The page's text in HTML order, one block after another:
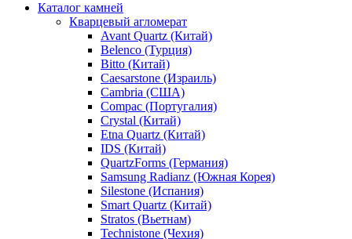
Каталог камней
Кварцевый агломерат
Avant Quartz (Китай)
Belenco (Турция)
Bitto (Китай)
Caesarstone (Израиль)
Cambria (США)
Compac (Португалия)
Crystal (Китай)
Etna Quartz (Китай)
IDS (Китай)
QuartzForms (Германия)
Samsung Radianz (Южная Корея)
Silestone (Испания)
Smart Quartz (Китай)
Stratos (Вьетнам)
Technistone (Чехия)